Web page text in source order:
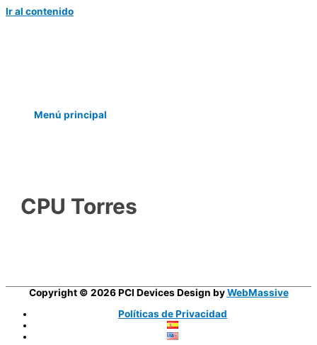
Ir al contenido
Menú principal
CPU Torres
Copyright © 2026 PCI Devices Design byWebMassive
Políticas de Privacidad